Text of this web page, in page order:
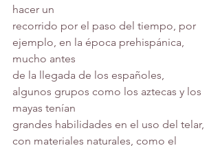
hacer un
recorrido por el paso del tiempo, por
ejemplo, en la época prehispánica,
mucho antes
de la llegada de los españoles,
algunos grupos como los aztecas y los
mayas tenían
grandes habilidades en el uso del telar,
con materiales naturales, como el